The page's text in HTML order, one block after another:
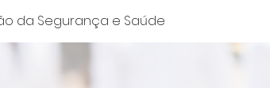
da Segurança e Saúde